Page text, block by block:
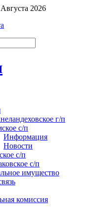
2026
г/п
с/п
Информация
Новости
с/п
с/п
имущество
комиссия